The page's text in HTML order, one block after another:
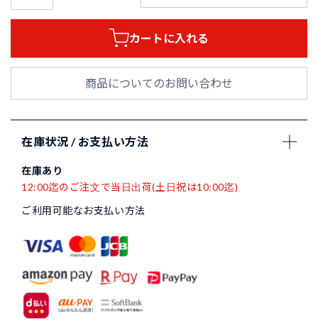
カートに入れる
商品についてのお問い合わせ
在庫状況 / お支払い方法
在庫あり
12:00迄のご注文で当日出荷(土日祝は10:00迄)
ご利用可能なお支払い方法